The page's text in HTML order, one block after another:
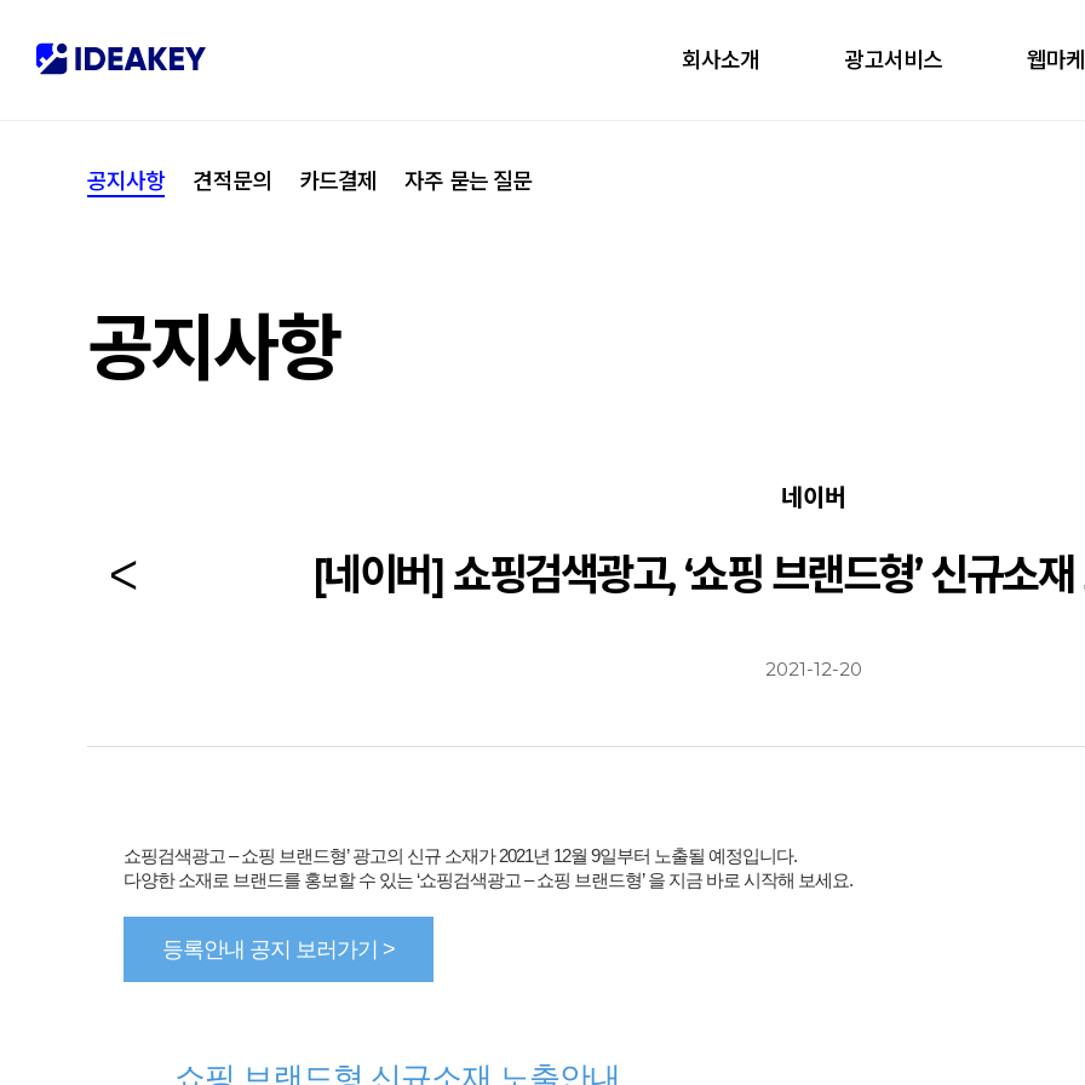
회사소개 광고서비스 웹마
공지사항 견적문의 카드결제 자주 묻는 질문
공지사항
네이버
[네이버] 쇼핑검색광고, ‘쇼핑 브랜드형’ 신규소
2021-12-20
쇼핑검색광고 – 쇼핑 브랜드형’ 광고의 신규 소재가 2021년 12월 9일부터 노출될 예정입니다.
다양한 소재로 브랜드를 홍보할 수 있는 ‘쇼핑검색광고 – 쇼핑 브랜드형’ 을 지금 바로 시작해 보세요.
등록안내 공지 보러가기 >
쇼핑 브랜드형 신규소재 노출안내